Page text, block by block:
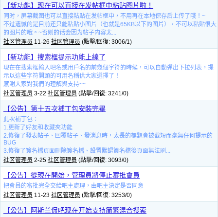
【新功能】现在可以直接在发帖框中粘贴图片啦！
同时，屏幕截图也可以直接粘贴在发帖框中，不用再在本地保存后上传了哦！~
不过遗憾的是目前还只能粘贴小图片（也就是65KB以下的图片），不可以粘贴很大
的图片的哦。~否则的话会因为帖子内容太...
社区管理员 11-26 社区管理员 (點擊/回復: 3006/1)
【新功能】搜索框提示功能上線了
現在在搜索框輸入吧名或用戶名的前幾個字符的時候，可以自動彈出下拉列表，提
示以這些字符開頭的可用名稱供大家選擇了！
感謝大家對我們的理解與支持~~
社区管理员 3-22 社区管理员 (點擊/回復: 3241/0)
【公告】第十五次補丁包安裝完畢
此次補丁包：
1.更新了好友和收藏夾功能
2.修復了發表帖子、回覆帖子、發消息時，太長的標題會被截短而毫無任何提示的
BUG
3.修復了簽名檔頁面刪除簽名檔、設置默認簽名檔後頁面無法刷...
社区管理员 2-25 社区管理员 (點擊/回復: 3093/0)
【公告】從現在開始，管理員將停止審批會員
把會員的審批完全交給吧主處理，由吧主決定是否同意
社区管理员 11-23 社区管理员 (點擊/回復: 3253/0)
【公告】阿斯兰侃吧现在开始支持简繁混合搜索